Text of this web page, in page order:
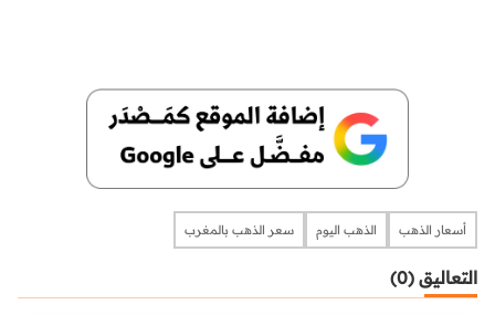
أسعار الذهب الذهب اليوم سعر الذهب بالمغرب
التعاليق (0)